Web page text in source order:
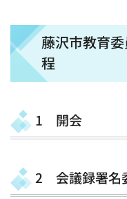
藤沢市教育
程
1 開会
2 会議録署名